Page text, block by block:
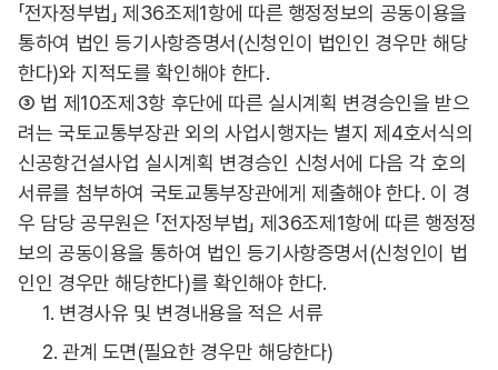
「전자정부법」 제36조제1항에 따른 행정정보의 공동이용을
통하여 법인 등기사항증명서(신청인이 법인인 경우만 해당
한다)와 지적도를 확인해야 한다.
③ 법 제10조제3항 후단에 따른 실시계획 변경승인을 받으
려는 국토교통부장관 외의 사업시행자는 별지 제4호서식의
신공항건설사업 실시계획 변경승인 신청서에 다음 각 호의
서류를 첨부하여 국토교통부장관에게 제출해야 한다. 이 경
우 담당 공무원은 「전자정부법」 제36조제1항에 따른 행정정
보의 공동이용을 통하여 법인 등기사항증명서(신청인이 법
인인 경우만 해당한다)를 확인해야 한다.
1. 변경사유 및 변경내용을 적은 서류
2. 관계 도면(필요한 경우만 해당한다)